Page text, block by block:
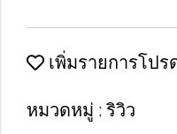
เพิ่มรายการโปร
หมวดหมู่ : ริวิว